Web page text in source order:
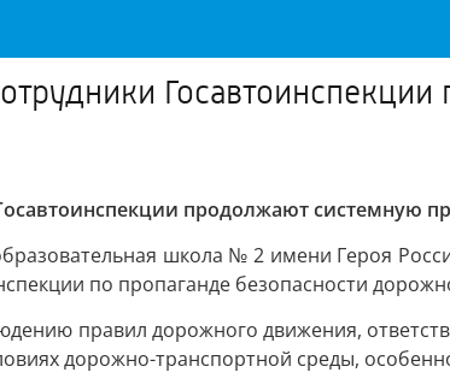
продолжают системную
школа № 2 имени Героя
по пропаганде безопасности
правил дорожного движения,
дорожно-транспортной среды,